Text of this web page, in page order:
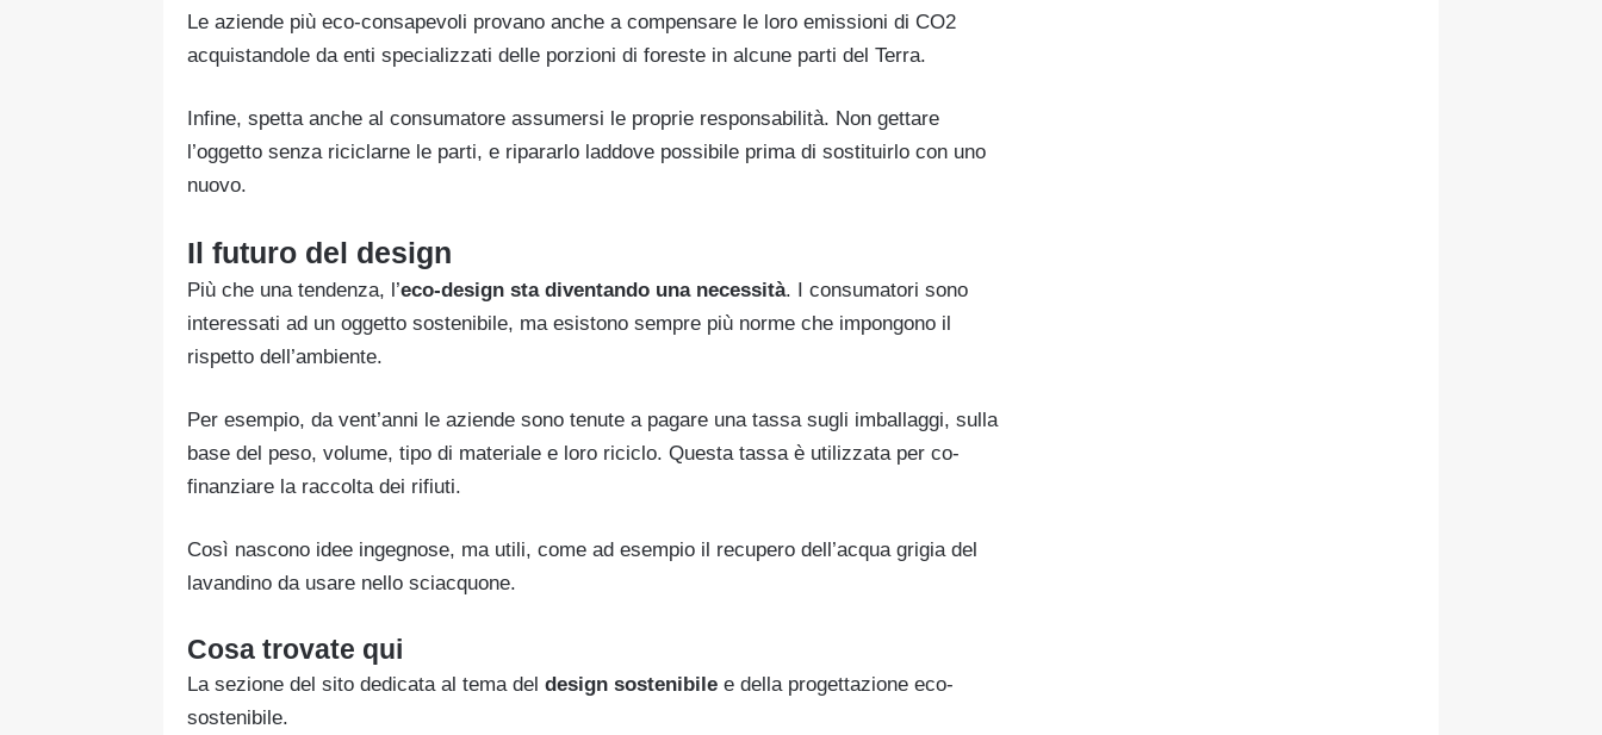
Le aziende più eco-consapevoli provano anche a compensare le loro emissioni di CO2
acquistandole da enti specializzati delle porzioni di foreste in alcune parti del Terra.
Infine, spetta anche al consumatore assumersi le proprie responsabilità. Non gettare
l’oggetto senza riciclarne le parti, e ripararlo laddove possibile prima di sostituirlo con uno
nuovo.
Il futuro del design
Più che una tendenza, l’eco-design sta diventando una necessità. I consumatori sono
interessati ad un oggetto sostenibile, ma esistono sempre più norme che impongono il
rispetto dell’ambiente.
Per esempio, da vent’anni le aziende sono tenute a pagare una tassa sugli imballaggi, sulla
base del peso, volume, tipo di materiale e loro riciclo. Questa tassa è utilizzata per co-
finanziare la raccolta dei rifiuti.
Così nascono idee ingegnose, ma utili, come ad esempio il recupero dell’acqua grigia del
lavandino da usare nello sciacquone.
Cosa trovate qui
La sezione del sito dedicata al tema del design sostenibile e della progettazione eco-
sostenibile.